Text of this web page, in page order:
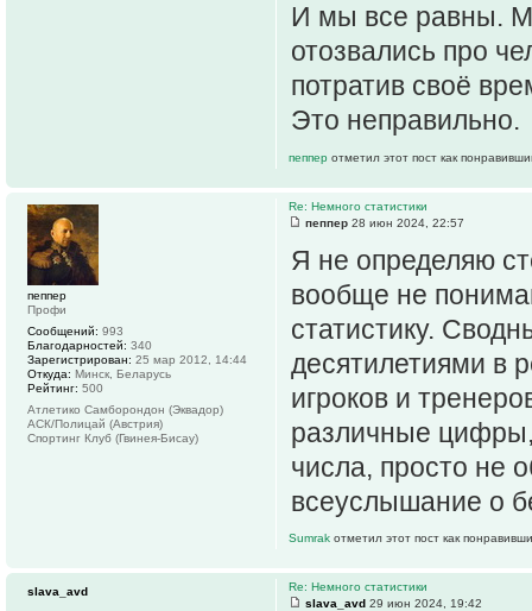
И мы все равны.
отозвались про
потратив своё
Это неправильно.
пеппер отметил этот пост как
Re: Немного статистики
пеппер 28 июн 2024, 22:57
Я не определяю
вообще не
статистику.
десятилетиями в
игроков и
различные
числа, просто не
всеуслышание о
Sumrak отметил этот пост как
пеппер
Профи
Сообщений: 993
Благодарностей: 340
Зарегистрирован: 25 мар 2012, 14:44
Откуда: Минск, Беларусь
Рейтинг: 500
Атлетико Самборондон (Эквадор)
АСК/Полицай (Австрия)
Спортинг Клуб (Гвинея-Бисау)
Re: Немного статистики
slava_avd 29 июн 2024, 19:42
slava_avd